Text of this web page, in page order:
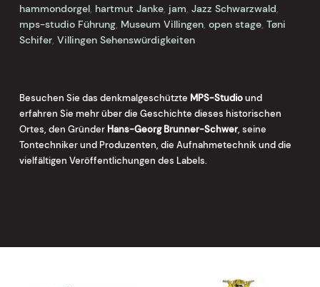
hammondorgel, hartmut Janke, jam, Jazz Schwarzwald,
mps-studio Führung, Museum Villingen, open stage, Tøni
Schifer, Villingen Sehenswürdigkeiten
Besuchen Sie das denkmalgeschützte MPS-Studiound
erfahren Sie mehr über die Geschichte dieses historischen
Ortes, den Gründer Hans-Georg Brunner-Schwer, seine
Tontechniker und Produzenten, die Aufnahmetechnik und die
vielfältigen Veröffentlichungen des Labels.